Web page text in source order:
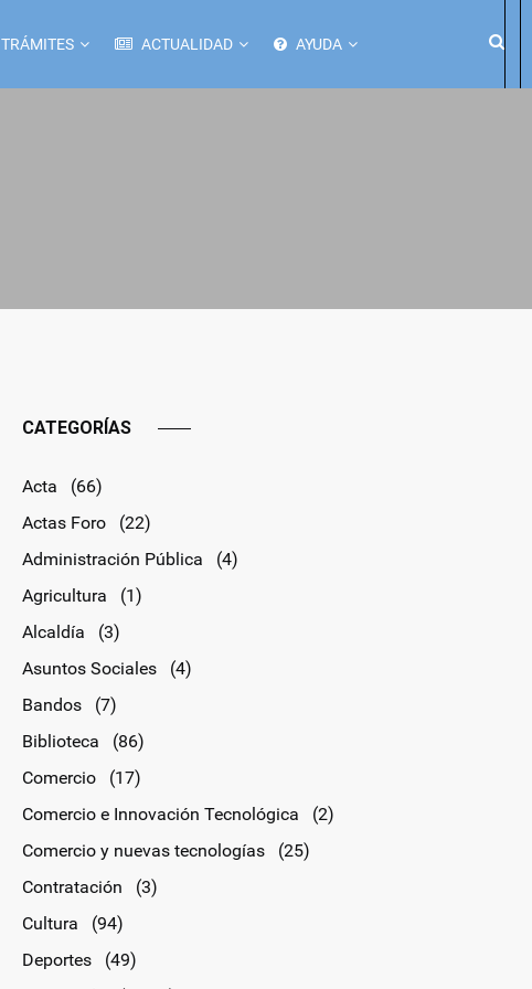
TRÁMITES ACTUALIDAD AYUDA
CATEGORÍAS
Acta
(66)
Actas Foro
(22)
Administración Pública
(4)
Agricultura
(1)
Alcaldía
(3)
Asuntos Sociales
(4)
Bandos
(7)
Biblioteca
(86)
Comercio
(17)
Comercio e Innovación Tecnológica
(2)
Comercio y nuevas tecnologías
(25)
Contratación
(3)
Cultura
(94)
Deportes
(49)